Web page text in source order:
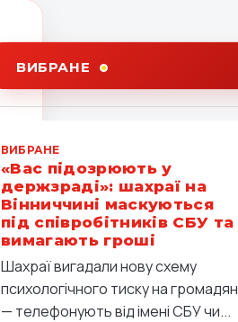
ВИБРАНЕ
ВИБРАНЕ
«Вас підозрюють у
держзраді»: шахраї на
Вінниччині маскуються
під співробітників СБУ та
вимагають гроші
Шахраї вигадали нову схему
психологічного тиску на громадян
— телефонують від імені СБУ чи...